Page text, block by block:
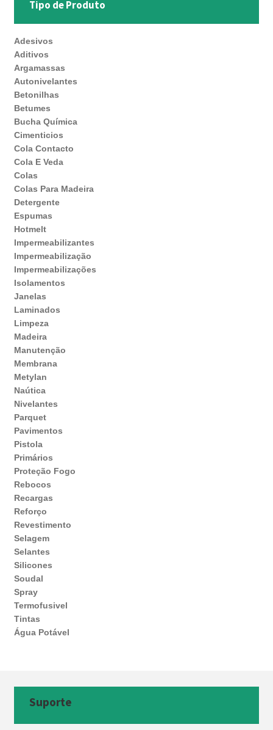
Tipo de Produto
Adesivos
Aditivos
Argamassas
Autonivelantes
Betonilhas
Betumes
Bucha Química
Cimenticios
Cola Contacto
Cola E Veda
Colas
Colas Para Madeira
Detergente
Espumas
Hotmelt
Impermeabilizantes
Impermeabilização
Impermeabilizações
Isolamentos
Janelas
Laminados
Limpeza
Madeira
Manutenção
Membrana
Metylan
Naútica
Nivelantes
Parquet
Pavimentos
Pistola
Primários
Proteção Fogo
Rebocos
Recargas
Reforço
Revestimento
Selagem
Selantes
Silicones
Soudal
Spray
Termofusivel
Tintas
Água Potável
Suporte